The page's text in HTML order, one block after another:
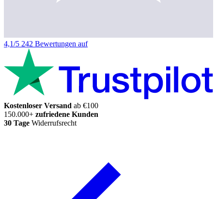
4,1/5 242 Bewertungen auf
Kostenloser Versand ab €100
150.000+ zufriedene Kunden
30 Tage Widerrufsrecht